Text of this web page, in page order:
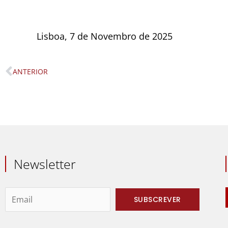
Lisboa, 7 de Novembro de 2025
Prev
ANTERIOR
Newsletter